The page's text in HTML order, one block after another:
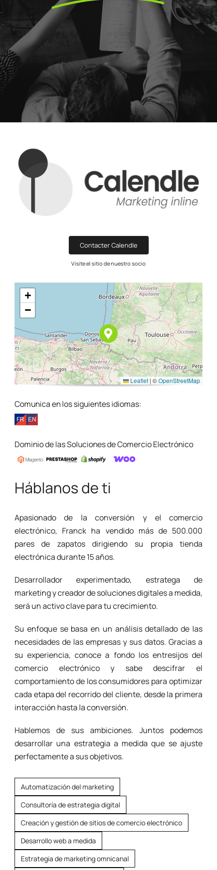
Contacter Calendle
Visite el sitio de nuestro socio
+
−
Leaflet | ©OpenStreetMap
Comunica en los siguientes idiomas:
Dominio de las Soluciones de Comercio Electrónico
Háblanos de ti
Apasionado de la conversión y el comercio
electrónico, Franck ha vendido más de 500.000
pares de zapatos dirigiendo su propia tienda
electrónica durante 15 años.
Desarrollador experimentado, estratega de
marketing y creador de soluciones digitales a medida,
será un activo clave para tu crecimiento.
Su enfoque se basa en un análisis detallado de las
necesidades de las empresas y sus datos. Gracias a
su experiencia, conoce a fondo los entresijos del
comercio electrónico y sabe descifrar el
comportamiento de los consumidores para optimizar
cada etapa del recorrido del cliente, desde la primera
interacción hasta la conversión.
Hablemos de sus ambiciones. Juntos podemos
desarrollar una estrategia a medida que se ajuste
perfectamente a sus objetivos.
Automatización del marketing
Consultoría de estrategia digital
Creación y gestión de sitios de comercio electrónico
Desarrollo web a medida
Estrategia de marketing omnicanal